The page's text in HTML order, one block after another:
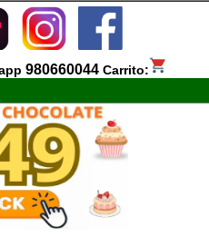
980660044 Carrito: